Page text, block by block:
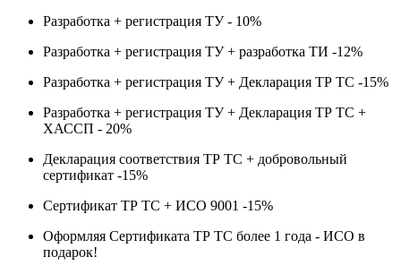
Разработка + регистрация ТУ - 10%
Разработка + регистрация ТУ + разработка ТИ -12%
Разработка + регистрация ТУ + Декларация ТР ТС -15%
Разработка + регистрация ТУ + Декларация ТР ТС +
ХАССП - 20%
Декларация соответствия ТР ТС + добровольный
сертификат -15%
Сертификат ТР ТС + ИСО 9001 -15%
Оформляя Сертификата ТР ТС более 1 года - ИСО в
подарок!